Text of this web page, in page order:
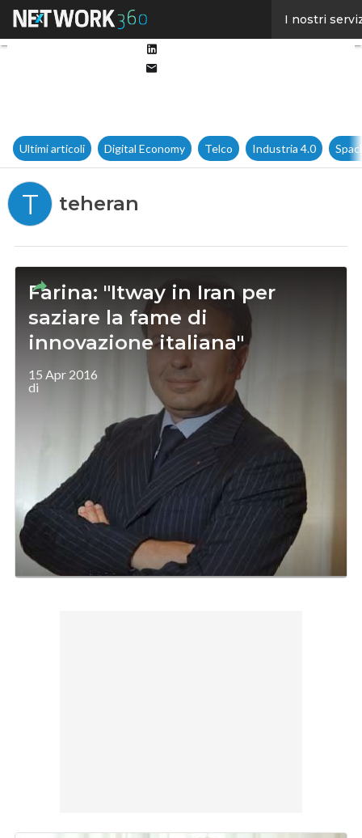
I nostri
Ultimi articoli Digital Economy Telco Industria 4.0
T teheran
Farina: "Itway in Iran per
saziare la fame di
innovazione italiana"
15 Apr 2016
di